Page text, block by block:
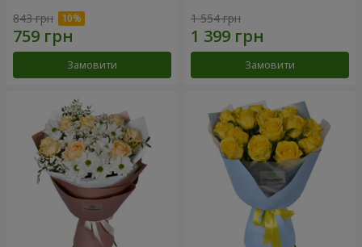
843 грн
Замовити
1 554 грн
Замовити